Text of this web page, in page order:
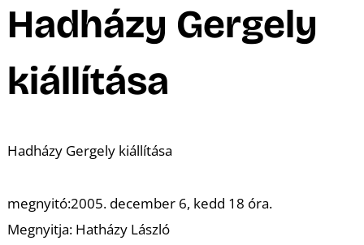
Hadházy Gergely
kiállítása
Hadházy Gergely kiállítása
megnyitó:2005. december 6, kedd 18 óra.
Megnyitja:Hatházy László